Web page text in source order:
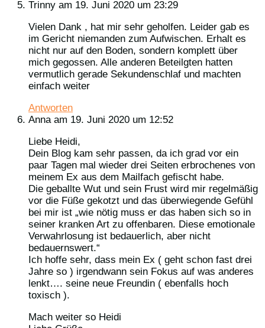
Trinny am 19. Juni 2020 um 23:29
Vielen Dank , hat mir sehr geholfen. Leider gab es
im Gericht niemanden zum Aufwischen. Erhalt es
nicht nur auf den Boden, sondern komplett über
mich gegossen. Alle anderen Beteilgten hatten
vermutlich gerade Sekundenschlaf und machten
einfach weiter
Antworten
Anna am 19. Juni 2020 um 12:52
Liebe Heidi,
Dein Blog kam sehr passen, da ich grad vor ein
paar Tagen mal wieder drei Seiten erbrochenes von
meinem Ex aus dem Mailfach gefischt habe.
Die geballte Wut und sein Frust wird mir regelmäßig
vor die Füße gekotzt und das überwiegende Gefühl
bei mir ist „wie nötig muss er das haben sich so in
seiner kranken Art zu offenbaren. Diese emotionale
Verwahrlosung ist bedauerlich, aber nicht
bedauernswert.“
Ich hoffe sehr, dass mein Ex ( geht schon fast drei
Jahre so ) irgendwann sein Fokus auf was anderes
lenkt…. seine neue Freundin ( ebenfalls hoch
toxisch ).
Mach weiter so Heidi